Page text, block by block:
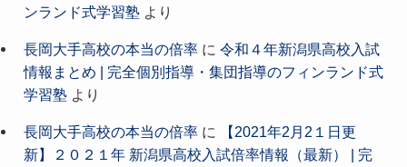
ンランド式学習塾より
長岡大手高校の本当の倍率に 令和４年新潟県高校入試
情報まとめ | 完全個別指導・集団指導のフィンランド式
学習塾より
長岡大手高校の本当の倍率に
【2021年2月2１日更
新】２０２１年 新潟県高校入試倍率情報（最新） | 完